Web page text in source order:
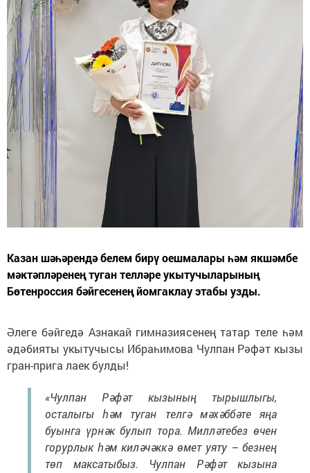
Казан шәһәрендә белем бирү оешмалары һәм якшәмбе
мәктәпләренең туган телләре укытучыларының
Бөтенроссия бәйгесенең йомгаклау этабы узды.
Әлеге бәйгедә Азнакай гимназиясенең татар теле һәм
әдәбияты укытучысы Ибраһимова Чулпан Рәфәт кызы
гран-прига лаек булды!
«Чулпан Рәфәт кызының тырышлыгы,
осталыгы һәм туган телгә мәхәббәте яңа
буынга үрнәк булып тора. Милләтебез өчен
горурлык һәм киләчәккә өмет уяту – безнең
төп максатыбыз. Чулпан Рәфәт кызына